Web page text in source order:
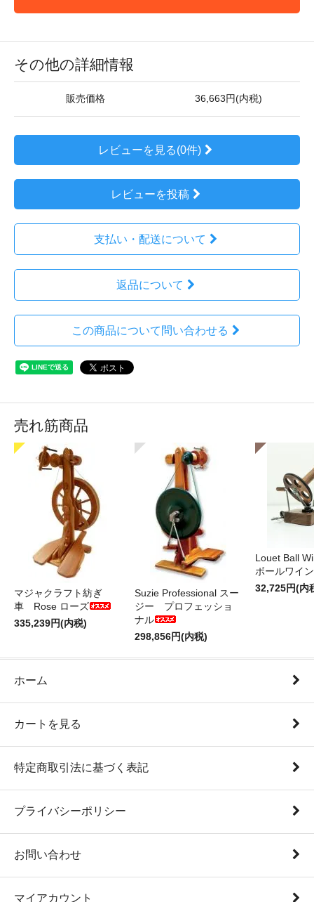
その他の詳細情報
販売価格 36,663円(内税)
レビューを見る(0件)
レビューを投稿
支払い・配送について
返品について
この商品について問い合わせる
売れ筋商品
マジャクラフト紡ぎ
車 Rose ローズ
335,239円(内税)
Suzie Professional スー
ジー プロフェッショ
ナル
298,856円(内税)
Louet Ball
ボールワイ
32,725円(内
ホーム
カートを見る
特定商取引法に基づく表記
プライバシーポリシー
お問い合わせ
マイアカウント